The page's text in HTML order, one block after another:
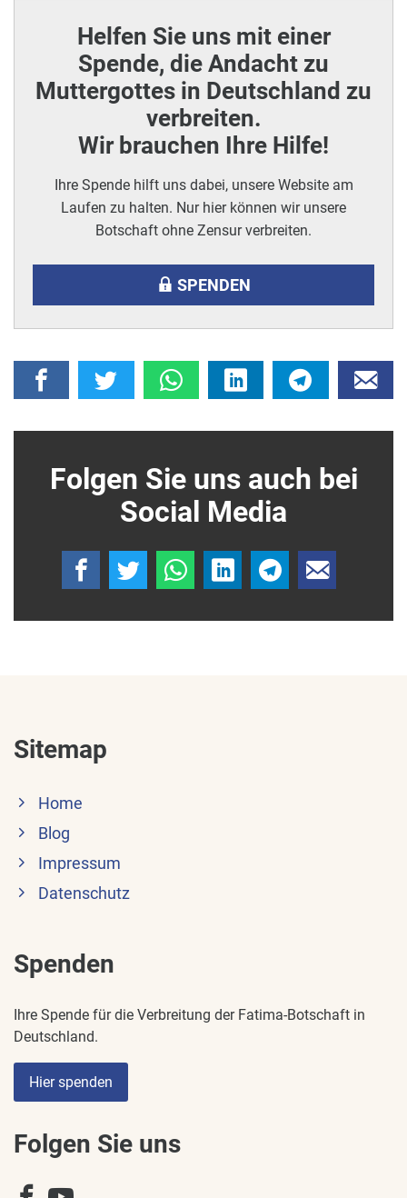
Helfen Sie uns mit einer
Spende, die Andacht zu
Muttergottes in Deutschland zu
verbreiten.
Wir brauchen Ihre Hilfe!
Ihre Spende hilft uns dabei, unsere Website am
Laufen zu halten. Nur hier können wir unsere
Botschaft ohne Zensur verbreiten.
SPENDEN
Folgen Sie uns auch bei
Social Media
Sitemap
Home
Blog
Impressum
Datenschutz
Spenden
Ihre Spende für die Verbreitung der Fatima-Botschaft in
Deutschland.
Hier spenden
Folgen Sie uns